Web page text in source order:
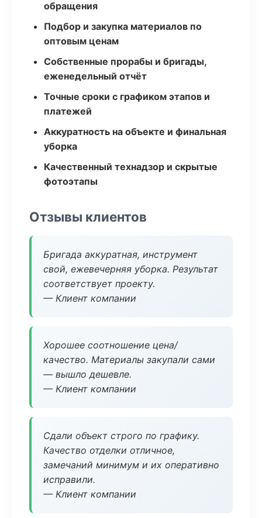
обращения
Подбор и закупка материалов по
оптовым ценам
Собственные прорабы и бригады,
еженедельный отчёт
Точные сроки с графиком этапов и
платежей
Аккуратность на объекте и финальная
уборка
Качественный технадзор и скрытые
фотоэтапы
Отзывы клиентов
Бригада аккуратная, инструмент
свой, ежевечерняя уборка. Результат
соответствует проекту.
— Клиент компании
Хорошее соотношение цена/
качество. Материалы закупали сами
— вышло дешевле.
— Клиент компании
Сдали объект строго по графику.
Качество отделки отличное,
замечаний минимум и их оперативно
исправили.
— Клиент компании